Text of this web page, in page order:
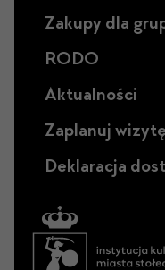
Zakupy dla
RODO
Aktualności
Zaplanuj wizytę
Deklaracja